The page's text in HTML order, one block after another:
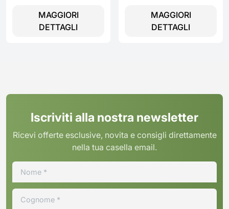
MAGGIORI
DETTAGLI
MAGGIORI
DETTAGLI
Iscriviti alla nostra newsletter
Ricevi offerte esclusive, novita e consigli direttamente
nella tua casella email.